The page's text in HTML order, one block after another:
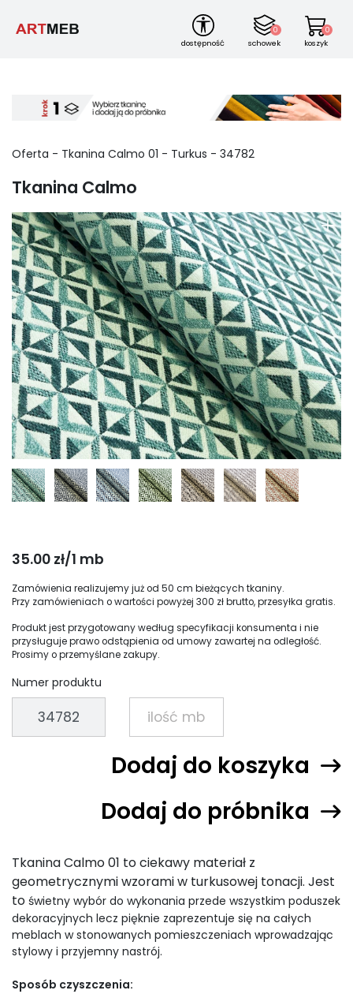
dostępność
0
schowek
0
koszyk
Oferta - Tkanina Calmo 01 - Turkus - 34782
Tkanina Calmo
+
35.00 zł/1 mb
Zamówienia realizujemy już od 50 cm bieżących tkaniny.
Przy zamówieniach o wartości powyżej 300 zł brutto, przesyłka gratis.
Produkt jest przygotowany według specyfikacji konsumenta i nie
przysługuje prawo odstąpienia od umowy zawartej na odległość.
Prosimy o przemyślane zakupy.
Numer produktu
Dodaj do koszyka
Dodaj do próbnika
Tkanina Calmo 01 to ciekawy materiał z
geometrycznymi wzorami w turkusowej tonacji. Jest
to świetny wybór do wykonania przede wszystkim poduszek
dekoracyjnych lecz pięknie zaprezentuje się na całych
meblach w stonowanych pomieszczeniach wprowadzając
stylowy i przyjemny nastrój.
Sposób czyszczenia: